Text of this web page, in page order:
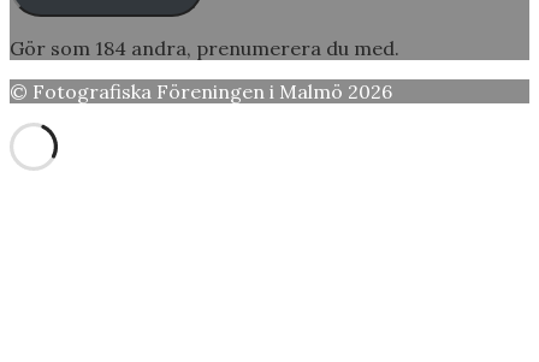
Gör som 184 andra, prenumerera du med.
© Fotografiska Föreningen i Malmö 2026